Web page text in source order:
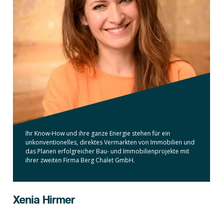
Ihr Know-How und ihre ganze Energie stehen für ein
unkonventionelles, direktes Vermarkten von Immobilien und
das Planen erfolgreicher Bau- und Immobilienprojekte mit
ihrer zweiten Firma Berg Chalet GmbH.
Xenia Hirmer